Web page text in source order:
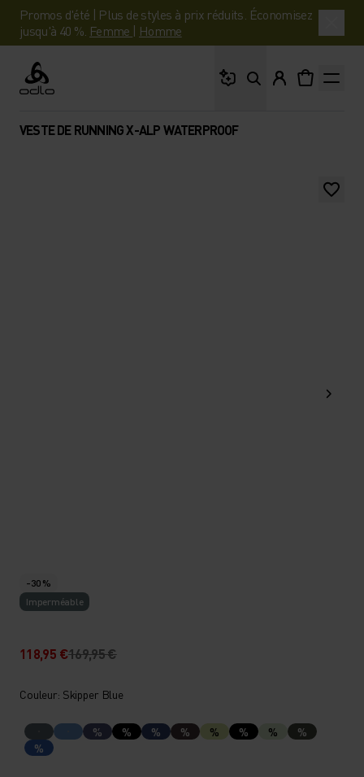
Promos d'été | Plus de styles à prix réduits. Économisez
jusqu'à 40 %. Femme | Homme
Odlo
VESTE DE RUNNING X-ALP WATERPROOF
-30 %
Imperméable
118,95 €169,95 €
Couleur: Skipper Blue
% % % % % % %
%
%